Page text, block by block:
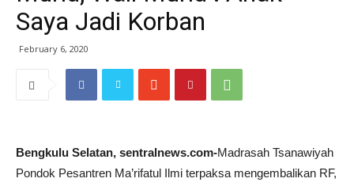
Saya Jadi Korban
February 6, 2020
Bengkulu Selatan, sentralnews.com-Madrasah Tsanawiyah
Pondok Pesantren Ma’rifatul Ilmi terpaksa mengembalikan RF,